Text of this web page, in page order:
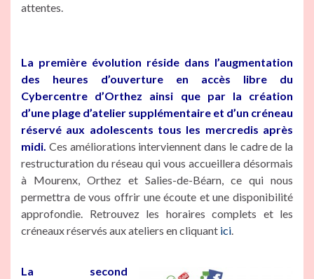
attentes.
La première évolution réside dans l’augmentation
des heures d’ouverture en accès libre du
Cybercentre d’Orthez ainsi que par la création
d’une plage d’atelier supplémentaire et d’un créneau
réservé aux adolescents tous les mercredis après
midi. Ces améliorations interviennent dans le cadre de la
restructuration du réseau qui vous accueillera désormais
à Mourenx, Orthez et Salies-de-Béarn, ce qui nous
permettra de vous offrir une écoute et une disponibilité
approfondie. Retrouvez les horaires complets et les
créneaux réservés aux ateliers en cliquant ici.
La second